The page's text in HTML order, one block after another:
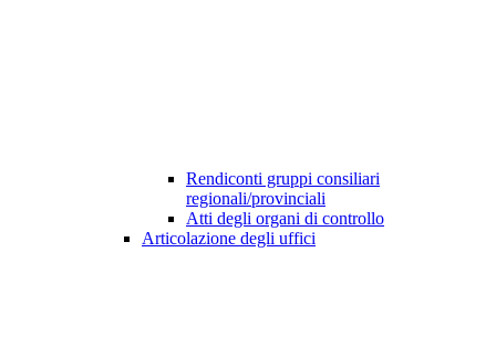
Rendiconti gruppi consiliari
regionali/provinciali
Atti degli organi di controllo
Articolazione degli uffici